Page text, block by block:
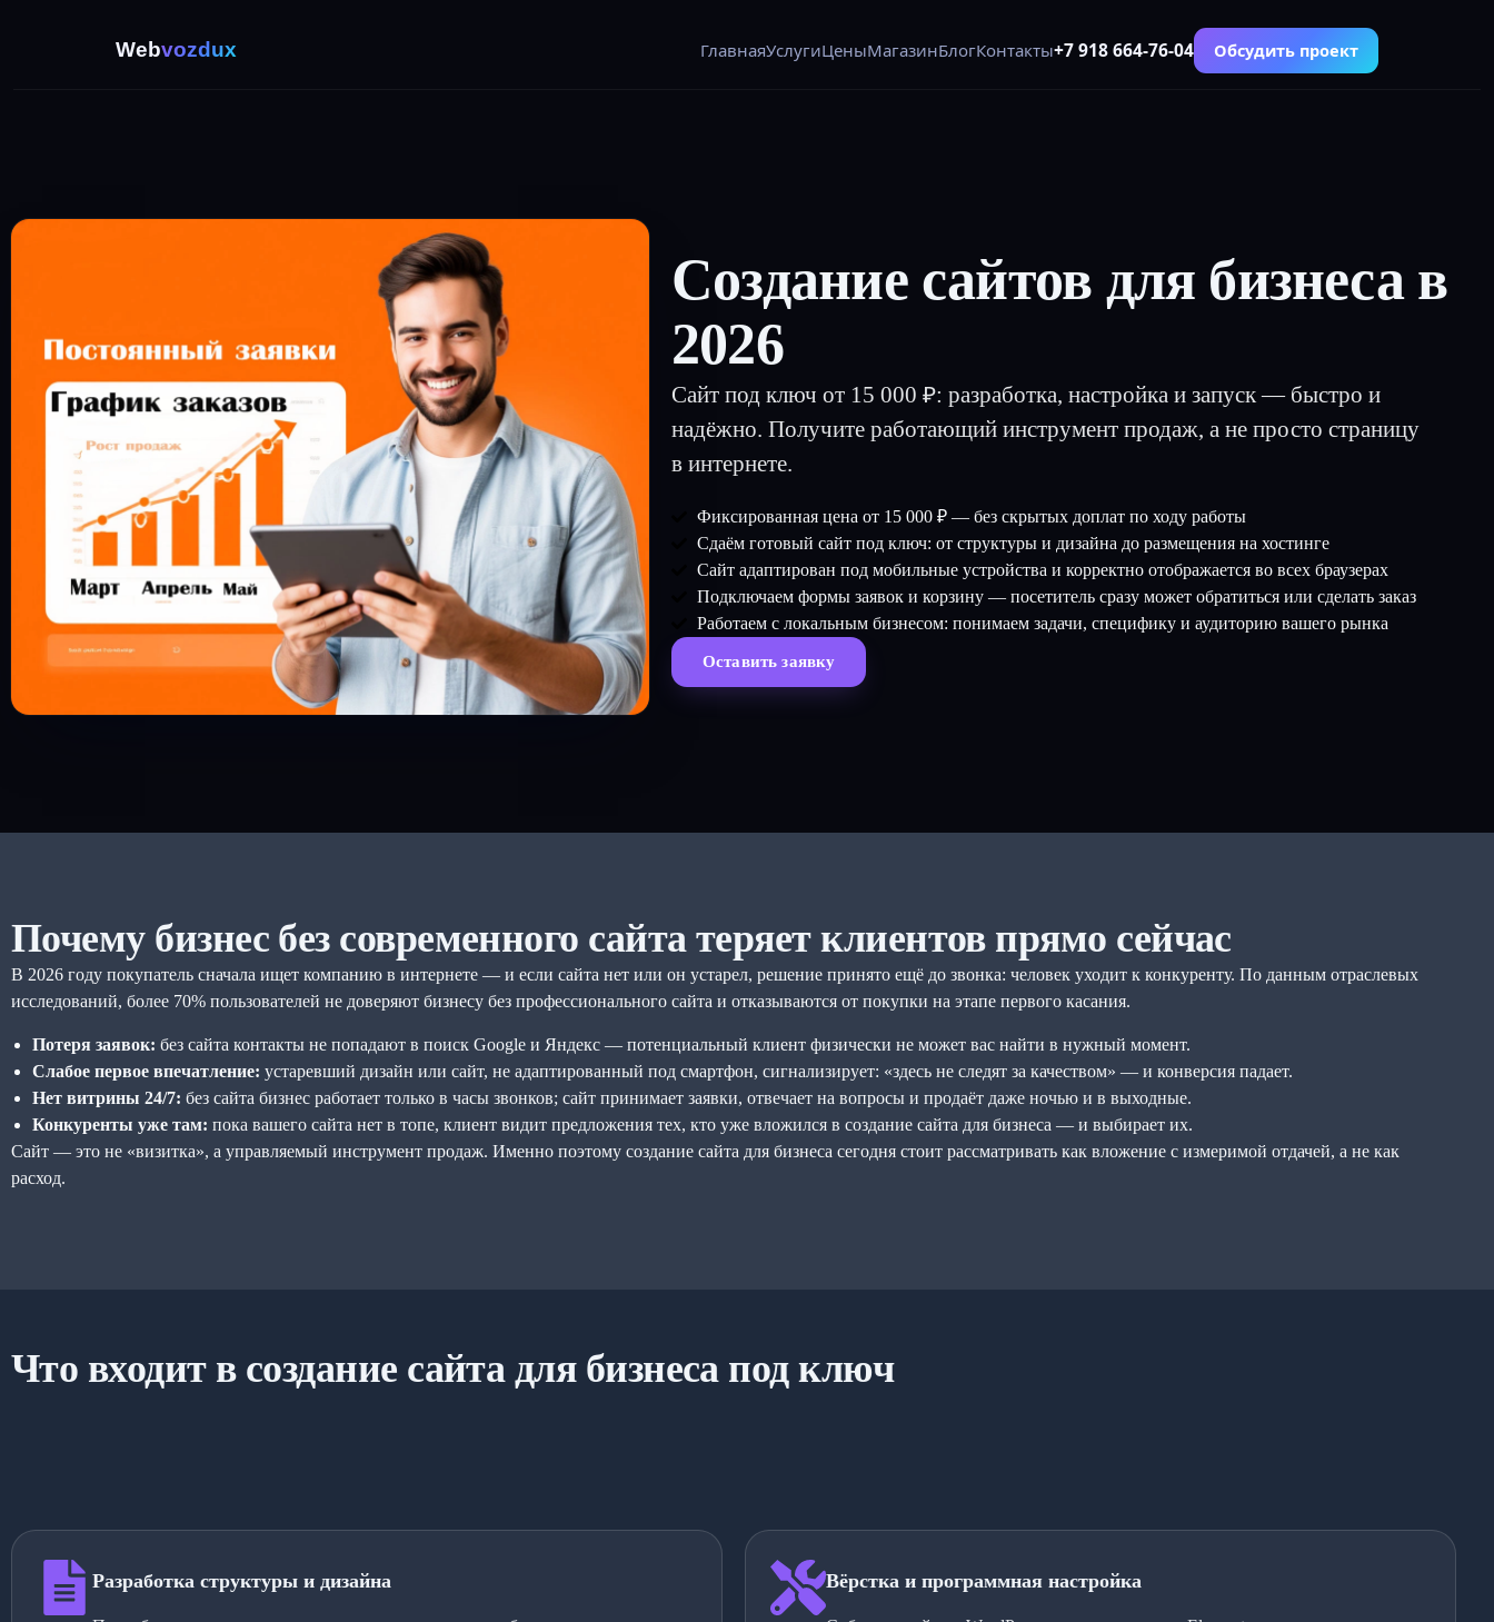
Webvozdux ГлавнаяУслугиЦеныМагазинБлогКонтакты+7 918 664-76-04 Обсудить проект
Создание сайтов для бизнеса в
2026
Сайт под ключ от 15 000 ₽: разработка, настройка и запуск — быстро и
надёжно. Получите работающий инструмент продаж, а не просто страницу
в интернете.
Фиксированная цена от 15 000 ₽ — без скрытых доплат по ходу работы
Сдаём готовый сайт под ключ: от структуры и дизайна до размещения на хостинге
Сайт адаптирован под мобильные устройства и корректно отображается во всех браузерах
Подключаем формы заявок и корзину — посетитель сразу может обратиться или сделать заказ
Работаем с локальным бизнесом: понимаем задачи, специфику и аудиторию вашего рынка
Оставить заявку
Почему бизнес без современного сайта теряет клиентов прямо сейчас
В 2026 году покупатель сначала ищет компанию в интернете — и если сайта нет или он устарел, решение принято ещё до звонка: человек уходит к конкуренту. По данным отраслевых
исследований, более 70% пользователей не доверяют бизнесу без профессионального сайта и отказываются от покупки на этапе первого касания.
Потеря заявок: без сайта контакты не попадают в поиск Google и Яндекс — потенциальный клиент физически не может вас найти в нужный момент.
Слабое первое впечатление: устаревший дизайн или сайт, не адаптированный под смартфон, сигнализирует: «здесь не следят за качеством» — и конверсия падает.
Нет витрины 24/7: без сайта бизнес работает только в часы звонков; сайт принимает заявки, отвечает на вопросы и продаёт даже ночью и в выходные.
Конкуренты уже там: пока вашего сайта нет в топе, клиент видит предложения тех, кто уже вложился в создание сайта для бизнеса — и выбирает их.
Сайт — это не «визитка», а управляемый инструмент продаж. Именно поэтому создание сайта для бизнеса сегодня стоит рассматривать как вложение с измеримой отдачей, а не как
расход.
Что входит в создание сайта для бизнеса под ключ
Разработка структуры и дизайна Вёрстка и программная настройка